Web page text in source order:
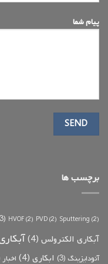
پیام شما
برچسب ها
HVOF(2) PVD(2) Sputtering (2)
آبکاری الکترولس (4)
آنودایزینگ (3) ابکاری (4) اخبار